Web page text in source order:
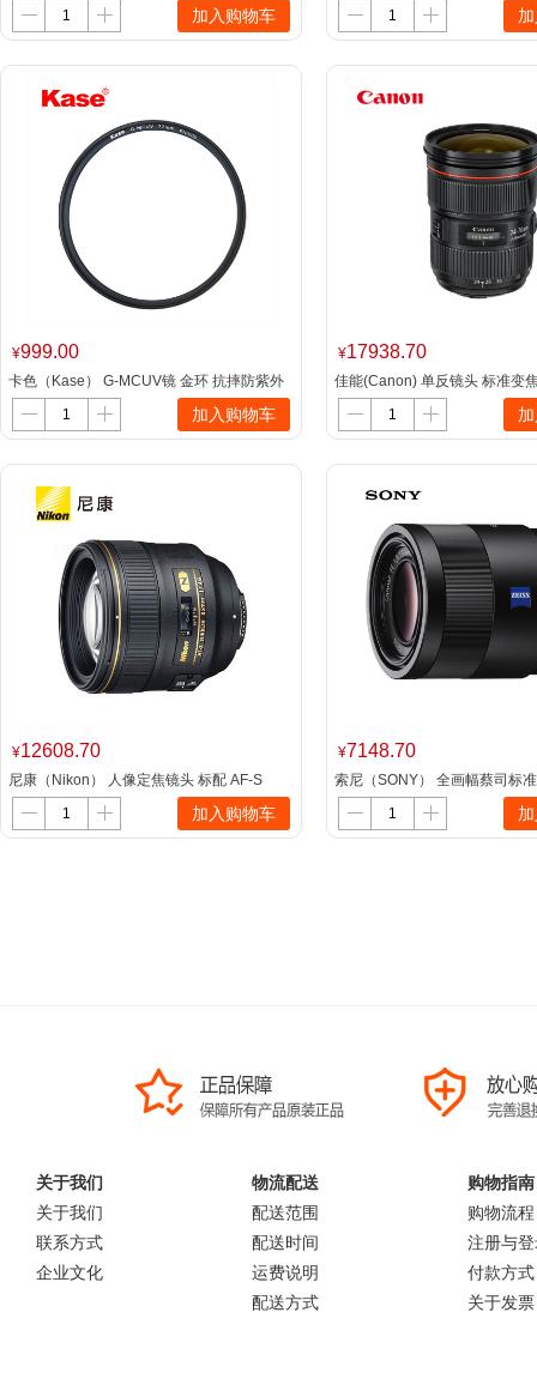
全画幅远摄变焦G大师镜头
加入购物车
¥999.00
卡色（Kase） G-MCUV镜 金环 抗摔防紫外
线多层镀膜 防刮保护镜 防油污滤镜 高清高
透 77mm
加入购物车
¥17938.70
佳能(Canon) 单反镜头 标准变
24-70mm f/2.8L II USM f/4L
¥12608.70
尼康（Nikon） 人像定焦镜头 标配 AF-S
85mm f/1.4G
加入购物车
¥7148.70
索尼（SONY） 全画幅蔡司标
头 E卡口（含卡色金环G-
55mm F1.8 ZA(SEL55F18Z)
关于我们
关于我们
联系方式
企业文化
物流配送
配送范围
配送时间
运费说明
配送方式
购物指南
购物流程
注册与
付款方式
关于发票